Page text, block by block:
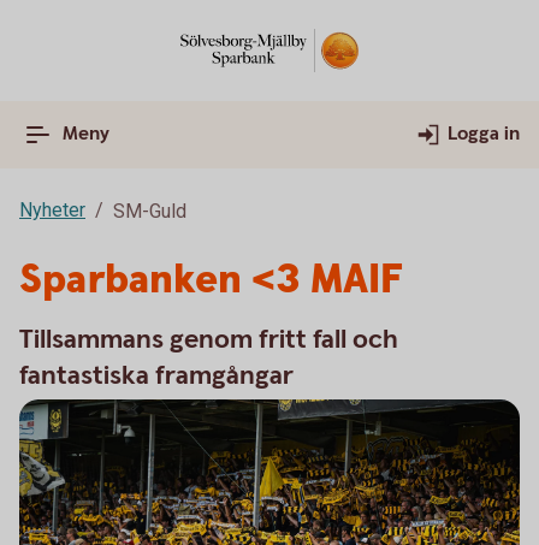
Meny Logga in
Nyheter SM-Guld
Sparbanken <3 MAIF
Tillsammans genom fritt fall och
fantastiska framgångar